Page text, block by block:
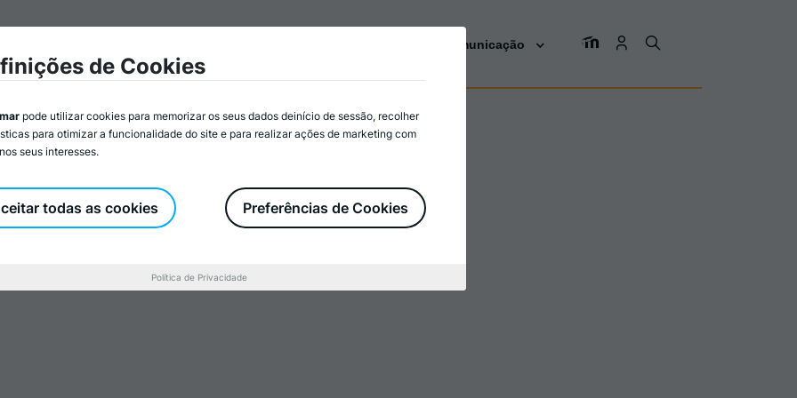
Comunicação
de Cookies
pode utilizar cookies para memorizar os seus dados deinício de sessão, recolher
para otimizar a funcionalidade do site e para realizar ações de marketing com
seus interesses.
Preferências de Cookies
todas as cookies
Política de Privacidade